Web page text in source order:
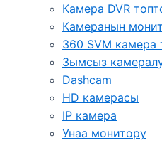
Камера DVR
Камеранын
360 SVM камера
Зымсыз
Dashcam
HD камерасы
IP камера
Унаа монитору